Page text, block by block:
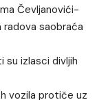
Čevljanovići-
radova saobraća
su izlasci divljih
vozila protiče uz